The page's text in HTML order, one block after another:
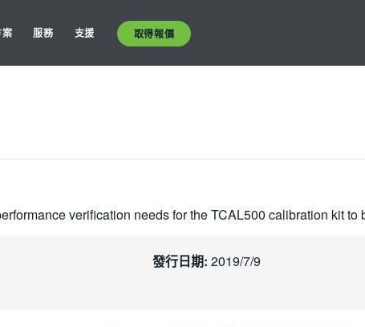
服務 支援 取得報價
verification needs for the TCAL500 calibration kit
發行日期: 2019/7/9